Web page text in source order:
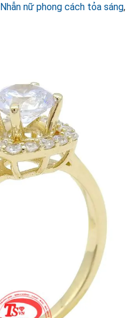
Nhẫn nữ phong cách tỏa sáng,